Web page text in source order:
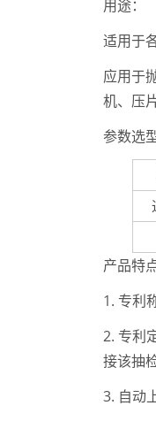
用途：
适用于
应用于
机、压
参数选型
产品特
1. 专利
2. 专利
接该抽
3. 自动